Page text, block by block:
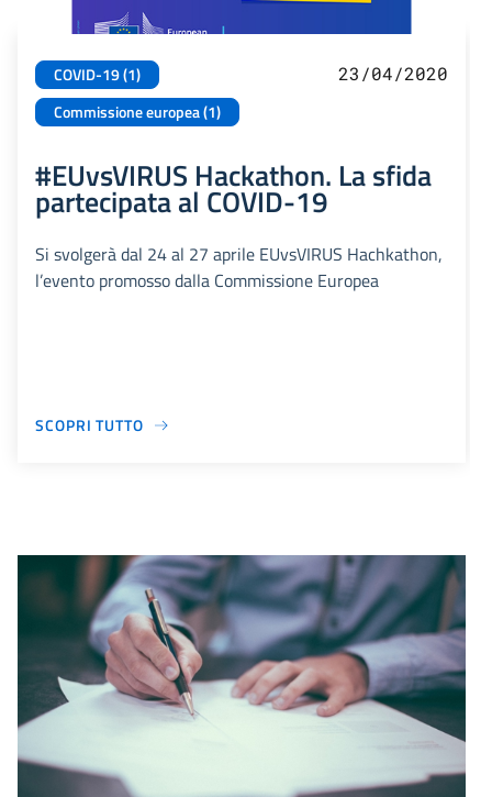
COVID-19 (1)
Commissione europea (1)
23/04/2020
#EUvsVIRUS Hackathon. La sfida
partecipata al COVID-19
Si svolgerà dal 24 al 27 aprile EUvsVIRUS Hachkathon,
l’evento promosso dalla Commissione Europea
SCOPRI TUTTO